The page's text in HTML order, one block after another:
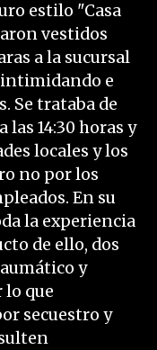
estilo "Casa
vestidos
a la sucursal
intimidando e
Se trataba de
14:30 horas y
locales y los
no por los
En su
la experiencia
de ello, dos
y
que
secuestro y